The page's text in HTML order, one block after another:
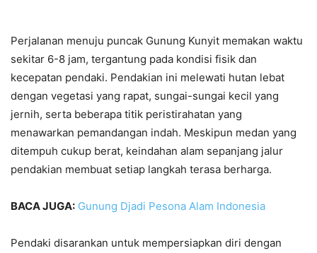
Perjalanan menuju puncak Gunung Kunyit memakan waktu
sekitar 6-8 jam, tergantung pada kondisi fisik dan
kecepatan pendaki. Pendakian ini melewati hutan lebat
dengan vegetasi yang rapat, sungai-sungai kecil yang
jernih, serta beberapa titik peristirahatan yang
menawarkan pemandangan indah. Meskipun medan yang
ditempuh cukup berat, keindahan alam sepanjang jalur
pendakian membuat setiap langkah terasa berharga.
BACA JUGA: Gunung Djadi Pesona Alam Indonesia
Pendaki disarankan untuk mempersiapkan diri dengan